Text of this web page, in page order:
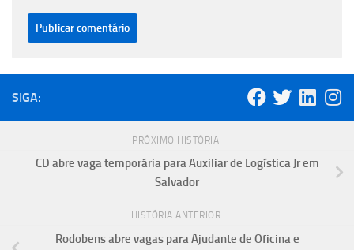
SIGA:
PRÓXIMO HISTÓRIA
CD abre vaga temporária para Auxiliar de Logística Jr em
Salvador
HISTÓRIA ANTERIOR
Rodobens abre vagas para Ajudante de Oficina e